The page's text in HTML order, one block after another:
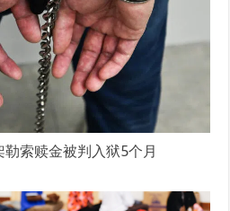
索赎金被判入狱5个月